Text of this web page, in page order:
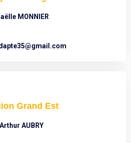
MONNIER
Grand Est
Arthur AUBRY